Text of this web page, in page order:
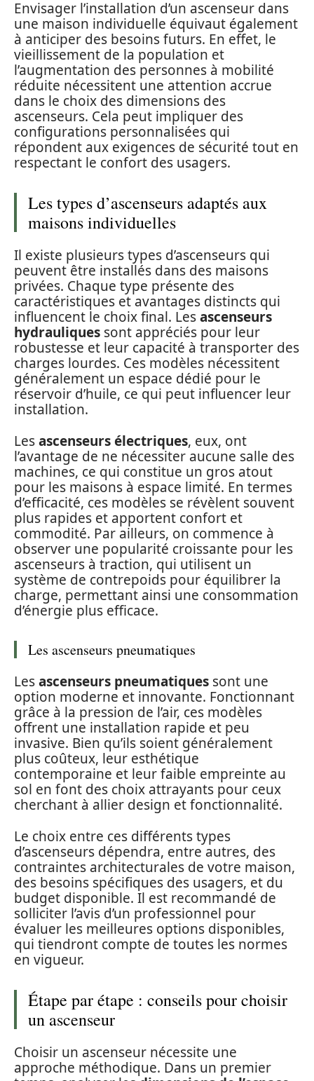
Envisager l’installation d’un ascenseur dans
une maison individuelle équivaut également
à anticiper des besoins futurs. En effet, le
vieillissement de la population et
l’augmentation des personnes à mobilité
réduite nécessitent une attention accrue
dans le choix des dimensions des
ascenseurs. Cela peut impliquer des
configurations personnalisées qui
répondent aux exigences de sécurité tout en
respectant le confort des usagers.
Les types d’ascenseurs adaptés aux
maisons individuelles
Il existe plusieurs types d’ascenseurs qui
peuvent être installés dans des maisons
privées. Chaque type présente des
caractéristiques et avantages distincts qui
influencent le choix final. Lesascenseurs
hydrauliques sont appréciés pour leur
robustesse et leur capacité à transporter des
charges lourdes. Ces modèles nécessitent
généralement un espace dédié pour le
réservoir d’huile, ce qui peut influencer leur
installation.
Lesascenseurs électriques, eux, ont
l’avantage de ne nécessiter aucune salle des
machines, ce qui constitue un gros atout
pour les maisons à espace limité. En termes
d’efficacité, ces modèles se révèlent souvent
plus rapides et apportent confort et
commodité. Par ailleurs, on commence à
observer une popularité croissante pour les
ascenseurs à traction, qui utilisent un
système de contrepoids pour équilibrer la
charge, permettant ainsi une consommation
d’énergie plus efficace.
Les ascenseurs pneumatiques
Lesascenseurs pneumatiques sont une
option moderne et innovante. Fonctionnant
grâce à la pression de l’air, ces modèles
offrent une installation rapide et peu
invasive. Bien qu’ils soient généralement
plus coûteux, leur esthétique
contemporaine et leur faible empreinte au
sol en font des choix attrayants pour ceux
cherchant à allier design et fonctionnalité.
Le choix entre ces différents types
d’ascenseurs dépendra, entre autres, des
contraintes architecturales de votre maison,
des besoins spécifiques des usagers, et du
budget disponible. Il est recommandé de
solliciter l’avis d’un professionnel pour
évaluer les meilleures options disponibles,
qui tiendront compte de toutes les normes
en vigueur.
Étape par étape : conseils pour choisir
un ascenseur
Choisir un ascenseur nécessite une
approche méthodique. Dans un premier